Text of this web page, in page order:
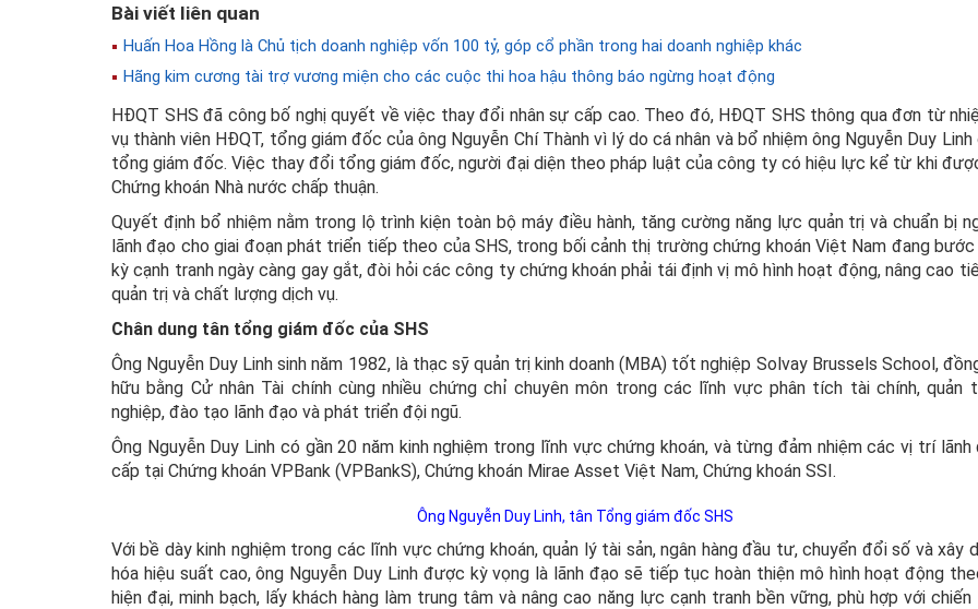
Bài viết liên quan
Huấn Hoa Hồng là Chủ tịch doanh nghiệp vốn 100 tỷ, góp cổ phần trong hai doanh nghiệp khác
Hãng kim cương tài trợ vương miện cho các cuộc thi hoa hậu thông báo ngừng hoạt động
HĐQT SHS đã công bố nghị quyết về việc thay đổi nhân sự cấp cao. Theo đó, HĐQT SHS thông qua đơn từ
vụ thành viên HĐQT, tổng giám đốc của ông Nguyễn Chí Thành vì lý do cá nhân và bổ nhiệm ông Nguyễn Duy
tổng giám đốc. Việc thay đổi tổng giám đốc, người đại diện theo pháp luật của công ty có hiệu lực kể từ khi
Chứng khoán Nhà nước chấp thuận.
Quyết định bổ nhiệm nằm trong lộ trình kiện toàn bộ máy điều hành, tăng cường năng lực quản trị và chuẩn bị
lãnh đạo cho giai đoạn phát triển tiếp theo của SHS, trong bối cảnh thị trường chứng khoán Việt Nam đang
kỳ cạnh tranh ngày càng gay gắt, đòi hỏi các công ty chứng khoán phải tái định vị mô hình hoạt động, nâng cao
quản trị và chất lượng dịch vụ.
Chân dung tân tổng giám đốc của SHS
Ông Nguyễn Duy Linh sinh năm 1982, là thạc sỹ quản trị kinh doanh (MBA) tốt nghiệp Solvay Brussels School,
hữu bằng Cử nhân Tài chính cùng nhiều chứng chỉ chuyên môn trong các lĩnh vực phân tích tài chính, quản
nghiệp, đào tạo lãnh đạo và phát triển đội ngũ.
Ông Nguyễn Duy Linh có gần 20 năm kinh nghiệm trong lĩnh vực chứng khoán, và từng đảm nhiệm các vị trí lãnh
cấp tại Chứng khoán VPBank (VPBankS), Chứng khoán Mirae Asset Việt Nam, Chứng khoán SSI.
Ông Nguyễn Duy Linh, tân Tổng giám đốc SHS
Với bề dày kinh nghiệm trong các lĩnh vực chứng khoán, quản lý tài sản, ngân hàng đầu tư, chuyển đổi số và xây
hóa hiệu suất cao, ông Nguyễn Duy Linh được kỳ vọng là lãnh đạo sẽ tiếp tục hoàn thiện mô hình hoạt động
hiện đại, minh bạch, lấy khách hàng làm trung tâm và nâng cao năng lực cạnh tranh bền vững, phù hợp với